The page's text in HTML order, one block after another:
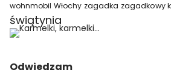
wohnmobil Włochy zagadka zagadkowy
świątynia
Odwiedzam